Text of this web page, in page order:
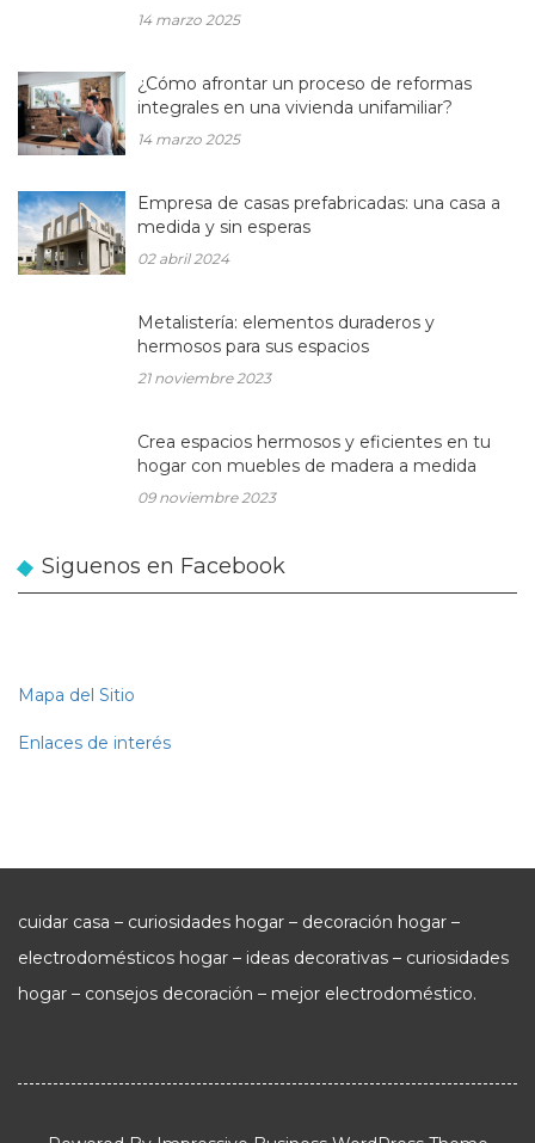
14 marzo 2025
¿Cómo afrontar un proceso de reformas
integrales en una vivienda unifamiliar?
14 marzo 2025
Empresa de casas prefabricadas: una casa a
medida y sin esperas
02 abril 2024
Metalistería: elementos duraderos y
hermosos para sus espacios
21 noviembre 2023
Crea espacios hermosos y eficientes en tu
hogar con muebles de madera a medida
09 noviembre 2023
Siguenos en Facebook
Mapa del Sitio
Enlaces de interés
cuidar casa – curiosidades hogar – decoración hogar –
electrodomésticos hogar – ideas decorativas – curiosidades
hogar – consejos decoración – mejor electrodoméstico.